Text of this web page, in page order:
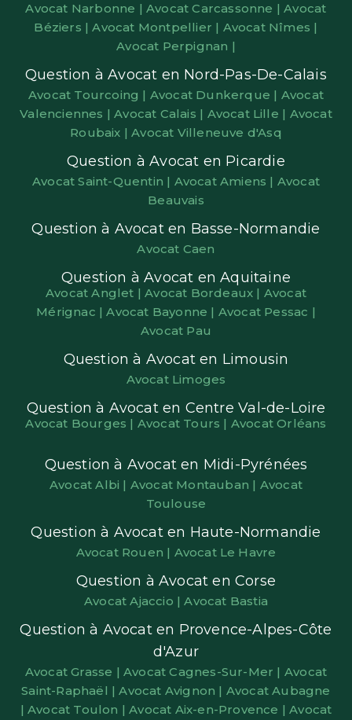
Avocat Narbonne |Avocat Carcassonne |Avocat
Béziers |Avocat Montpellier | Avocat Nîmes |
Avocat Perpignan |
Question à Avocat en Nord-Pas-De-Calais
Avocat Tourcoing | Avocat Dunkerque | Avocat
Valenciennes |Avocat Calais | Avocat Lille | Avocat
Roubaix |Avocat Villeneuve d'Asq
Question à Avocat en Picardie
Avocat Saint-Quentin | Avocat Amiens | Avocat
Beauvais
Question à Avocat en Basse-Normandie
Avocat Caen
Question à Avocat en Aquitaine
Avocat Anglet |Avocat Bordeaux | Avocat
Mérignac |Avocat Bayonne | Avocat Pessac |
Avocat Pau
Question à Avocat en Limousin
Avocat Limoges
Question à Avocat en Centre Val-de-Loire
Avocat Bourges | Avocat Tours | Avocat Orléans
Question à Avocat en Midi-Pyrénées
Avocat Albi | Avocat Montauban | Avocat
Toulouse
Question à Avocat en Haute-Normandie
Avocat Rouen | Avocat Le Havre
Question à Avocat en Corse
Avocat Ajaccio |Avocat Bastia
Question à Avocat en Provence-Alpes-Côte
d'Azur
Avocat Grasse |Avocat Cagnes-Sur-Mer | Avocat
Saint-Raphaël |Avocat Avignon | Avocat Aubagne
| Avocat Toulon |Avocat Aix-en-Provence |Avocat